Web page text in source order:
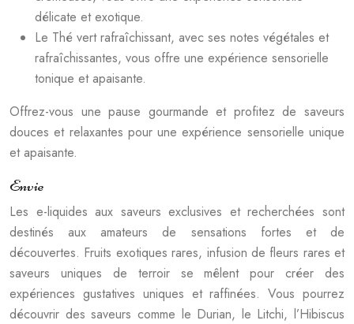
délicate et exotique.
Le Thé vert rafraîchissant, avec ses notes végétales et
rafraîchissantes, vous offre une expérience sensorielle
tonique et apaisante.
Offrez-vous une pause gourmande et profitez de saveurs
douces et relaxantes pour une expérience sensorielle unique
et apaisante.
Envie
Les e-liquides aux saveurs exclusives et recherchées sont
destinés aux amateurs de sensations fortes et de
découvertes. Fruits exotiques rares, infusion de fleurs rares et
saveurs uniques de terroir se mêlent pour créer des
expériences gustatives uniques et raffinées. Vous pourrez
découvrir des saveurs comme le Durian, le Litchi, l’Hibiscus